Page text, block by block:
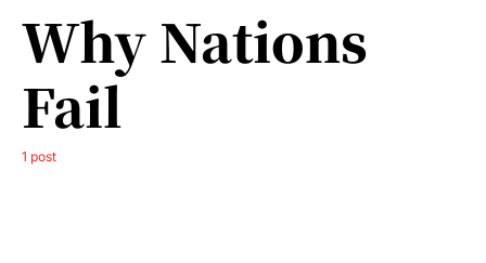
Why Nations
Fail
1 post